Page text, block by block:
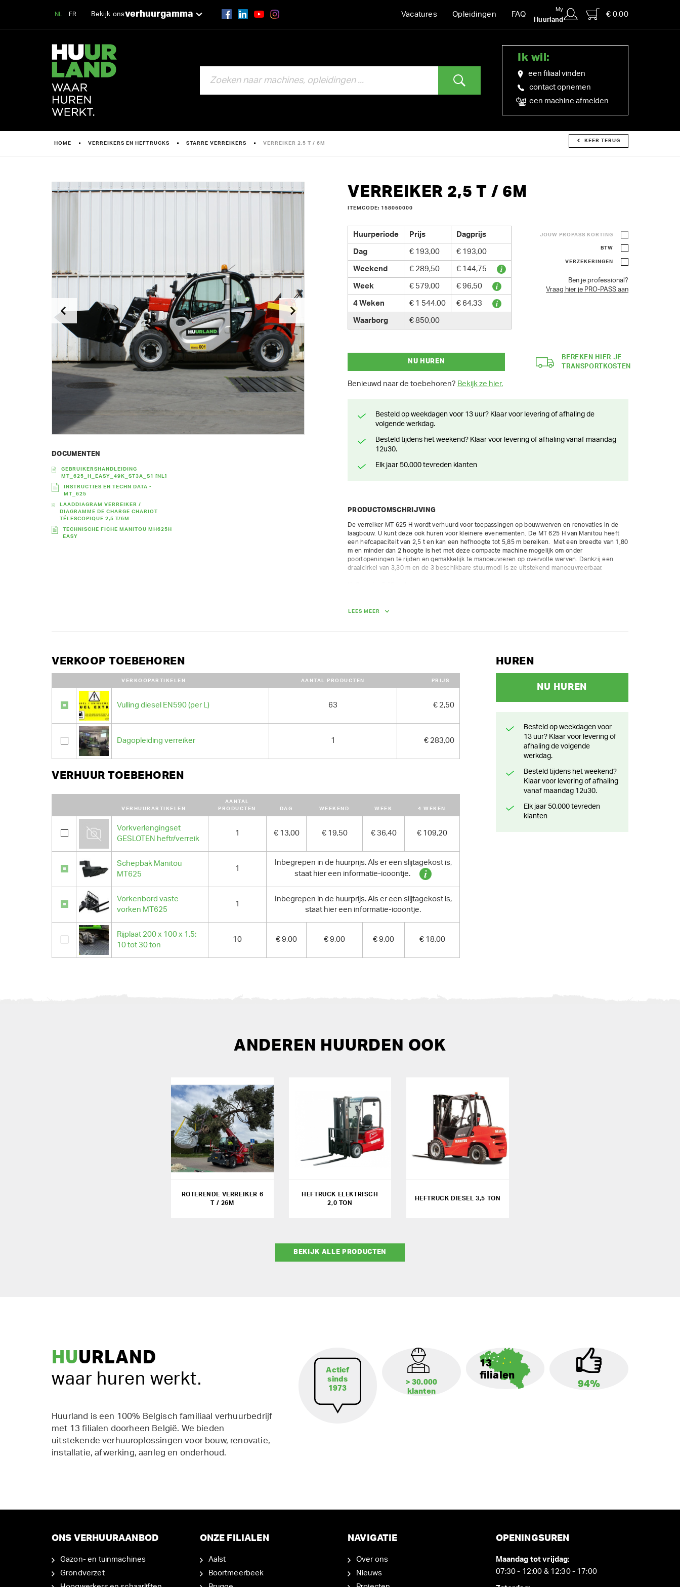
NL FR Bekijk onsverhuurgamma Vacatures Opleidingen FAQ
My
Huurland
€ 0,00
Ik wil:
een filiaal vinden
contact opnemen
een machine afmelden
HOME VERREIKERS EN HEFTRUCKS STARRE VERREIKERS VERREIKER 2,5 T / 6M KEER TERUG
VERREIKER 2,5 T / 6M
ITEMCODE: 158060000
DOCUMENTEN
GEBRUIKERSHANDLEIDING
MT_625_H_EASY_49K_ST3A_S1 [NL]
INSTRUCTIES EN TECHN DATA -
MT_625
LAADDIAGRAM VERREIKER /
DIAGRAMME DE CHARGE CHARIOT
TÉLESCOPIQUE 2,5 T/6M
TECHNISCHE FICHE MANITOU MH625H
EASY
Huurperiode Prijs Dagprijs
Dag € 193,00 € 193,00
Weekend € 289,50 € 144,75
Week € 579,00 € 96,50
4 Weken € 1 544,00 € 64,33
Waarborg € 850,00
JOUW PROPASS KORTING
BTW
VERZEKERINGEN
Ben je professional?
Vraag hier je PRO-PASS aan
NU HUREN
Benieuwd naar de toebehoren? Bekijk ze hier.
BEREKEN HIER JE
TRANSPORTKOSTEN
Besteld op weekdagen voor 13 uur? Klaar voor levering of afhaling de
volgende werkdag.
Besteld tijdens het weekend? Klaar voor levering of afhaling vanaf maandag
12u30.
Elk jaar 50.000 tevreden klanten
PRODUCTOMSCHRIJVING
De verreiker MT 625 H wordt verhuurd voor toepassingen op bouwwerven en renovaties in de
laagbouw. U kunt deze ook huren voor kleinere evenementen. De MT 625 H van Manitou heeft
een hefcapaciteit van 2,5 t en kan een hefhoogte tot 5,85 m bereiken.  Met een breedte van 1,80
m en minder dan 2 hoogte is het met deze compacte machine mogelijk om onder
poortopeningen te rijden en gemakkelijk te manoeuvreren op overvolle werven. Dankzij een
draaicirkel van 3,30 m en de 3 beschikbare stuurmodi is ze uitstekend manoeuvreerbaar.
Gewicht: 4485 kg
LEES MEER
VERKOOP TOEBEHOREN
VERKOOPARTIKELEN AANTAL PRODUCTEN PRIJS
Vulling diesel EN590 (per L) 63 € 2,50
Dagopleiding verreiker 1 € 283,00
VERHUUR TOEBEHOREN
VERHUURARTIKELEN
AANTAL
PRODUCTEN
DAG WEEKEND WEEK 4 WEKEN
Vorkverlengingset
GESLOTEN heftr/verreik
1 € 13,00 € 19,50 € 36,40 € 109,20
Schepbak Manitou
MT625
1
Inbegrepen in de huurprijs. Als er een slijtagekost is,
staat hier een informatie-icoontje.
Vorkenbord vaste
vorken MT625
1
Inbegrepen in de huurprijs. Als er een slijtagekost is,
staat hier een informatie-icoontje.
Rijplaat 200 x 100 x 1,5:
10 tot 30 ton
10 € 9,00 € 9,00 € 9,00 € 18,00
HUREN
NU HUREN
Besteld op weekdagen voor
13 uur? Klaar voor levering of
afhaling de volgende
werkdag.
Besteld tijdens het weekend?
Klaar voor levering of afhaling
vanaf maandag 12u30.
Elk jaar 50.000 tevreden
klanten
ANDEREN HUURDEN OOK
ROTERENDE VERREIKER 6
T / 26M
HEFTRUCK ELEKTRISCH
2,0 TON
HEFTRUCK DIESEL 3,5 TON
BEKIJK ALLE PRODUCTEN
HUURLAND
waar huren werkt.
Huurland is een 100% Belgisch familiaal verhuurbedrijf
met 13 filialen doorheen België. We bieden
uitstekende verhuuroplossingen voor bouw, renovatie,
installatie, afwerking, aanleg en onderhoud.
Actief
sinds
1973
> 30.000
klanten
13
filialen
94%
ONS VERHUURAANBOD
Gazon- en tuinmachines
Grondverzet
ONZE FILIALEN
Aalst
Boortmeerbeek
NAVIGATIE
Over ons
Nieuws
OPENINGSUREN
Maandag tot vrijdag:
07:30 - 12:00 & 12:30 - 17:00